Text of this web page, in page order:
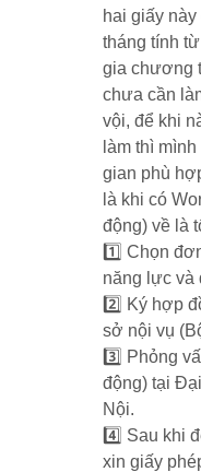
hai giấy
tháng tính
gia chương
chưa cần
vội, để khi
làm thì
gian phù
là khi có
động) về là
1️⃣ Chọn
năng lực và
2️⃣ Ký hợp
sở nội vụ
3️⃣ Phỏng
động) tại
Nội.
4️⃣ Sau khi
xin giấy